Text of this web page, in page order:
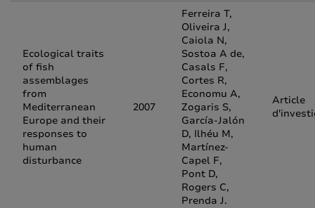
Ecological traits
of fish
assemblages
from
Mediterranean
Europe and their
responses to
human
disturbance
2007
Ferreira T,
Oliveira J,
Caiola N,
Sostoa A de,
Casals F,
Cortes R,
Economu A,
Zogaris S,
García-Jalón
D, Ilhéu M,
Martínez-
Capel F,
Pont D,
Rogers C,
Prenda J.
Article